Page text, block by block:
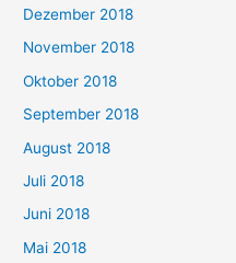
Dezember 2018
November 2018
Oktober 2018
September 2018
August 2018
Juli 2018
Juni 2018
Mai 2018